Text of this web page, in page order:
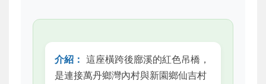
介紹： 這座橫跨後廍溪的紅色吊橋，
是連接萬丹鄉灣內村與新園鄉仙吉村